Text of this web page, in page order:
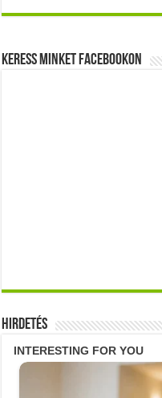
Keress minket Facebookon
Hirdetés